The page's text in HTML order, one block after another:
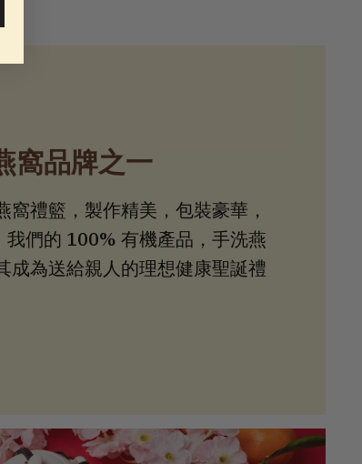
窩品牌之一
禮籃，製作精美，包裝豪華，
們的 100% 有機產品，手洗燕
成為送給親人的理想健康聖誕禮